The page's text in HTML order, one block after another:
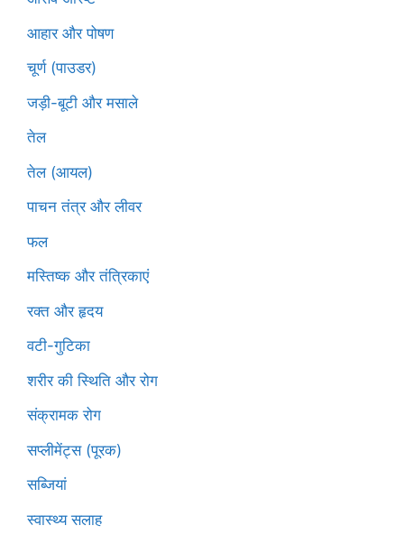
आहार और पोषण
चूर्ण (पाउडर)
जड़ी-बूटी और मसाले
तेल
तेल (आयल)
पाचन तंत्र और लीवर
फल
मस्तिष्क और तंत्रिकाएं
रक्त और हृदय
वटी-गुटिका
शरीर की स्थिति और रोग
संक्रामक रोग
सप्लीमेंट्स (पूरक)
सब्जियां
स्वास्थ्य सलाह